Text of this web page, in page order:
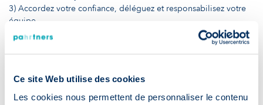
Ce site Web utilise des cookies
Les cookies nous permettent de personnaliser le contenu
3) Accordez votre confiance, déléguez et responsabilisez votre
équipe
4) Informez votre équipe sur vos décisions liées à la situation
5) Concentrez-vous sur la qualité des résultats et sur l’atteinte des
6) Gardez vos collaborateurs motivés en leur donnant du
feedback constructif